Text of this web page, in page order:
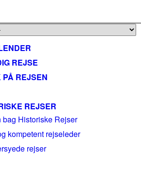
REJSE
REJSEN
REJSER
bag Historiske Rejser
kompetent rejseleder
rejser